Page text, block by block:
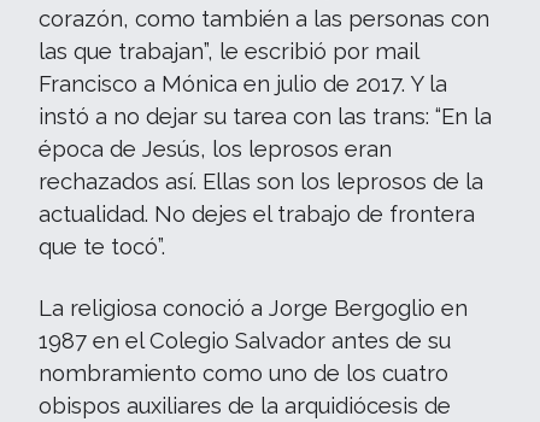
corazón, como también a las personas con
las que trabajan”, le escribió por mail
Francisco a Mónica en julio de 2017. Y la
instó a no dejar su tarea con las trans: “En la
época de Jesús, los leprosos eran
rechazados así. Ellas son los leprosos de la
actualidad. No dejes el trabajo de frontera
que te tocó”.
La religiosa conoció a Jorge Bergoglio en
1987 en el Colegio Salvador antes de su
nombramiento como uno de los cuatro
obispos auxiliares de la arquidiócesis de